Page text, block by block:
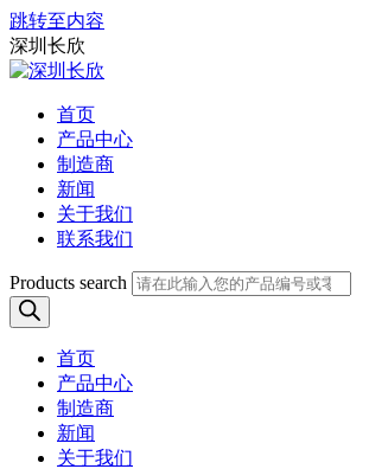
跳转至内容
深圳长欣
首页
产品中心
制造商
新闻
关于我们
联系我们
Products search
首页
产品中心
制造商
新闻
关于我们